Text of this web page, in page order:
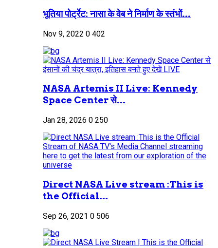
भूतिया पोर्ट्रेट: नासा के वेब ने निर्माण के स्तंभों...
Nov 9, 2022 0 402
NASA Artemis II Live: Kennedy
Space Center से...
Jan 28, 2026 0 250
Direct NASA Live stream :This is
the Official...
Sep 26, 2021 0 506